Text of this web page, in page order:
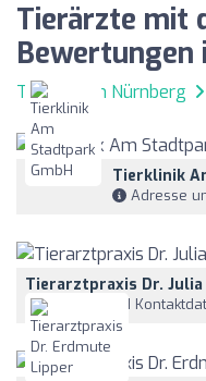
Tierärzte mit
Bewertungen
Tierärzte in Nürnberg
Tierklinik
Adresse
Tierarztpraxis Dr.
Adresse und